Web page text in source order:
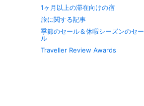
1ヶ月以上の滞在向けの宿
旅に関する記事
季節のセール＆休暇シーズンのセー
ル
Traveller Review Awards